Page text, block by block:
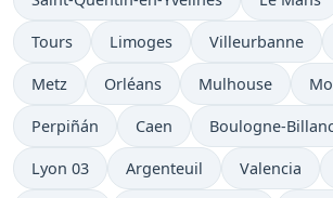
Tours Limoges Villeurbanne
Metz Orléans Mulhouse
Perpiñán Caen Boulogne-
Lyon 03 Argenteuil Valencia